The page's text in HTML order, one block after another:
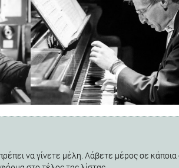
να γίνετε μέλη. Λάβετε μέρος σε